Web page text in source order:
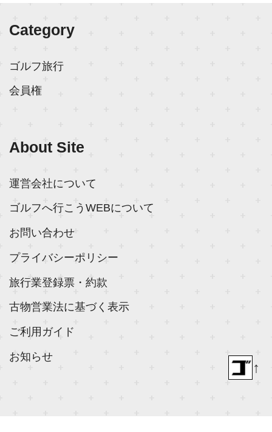
Category
ゴルフ旅行
会員権
About Site
運営会社について
ゴルフへ行こうWEBについて
お問い合わせ
プライバシーポリシー
旅行業登録票・約款
古物営業法に基づく表示
ご利用ガイド
お知らせ
↑